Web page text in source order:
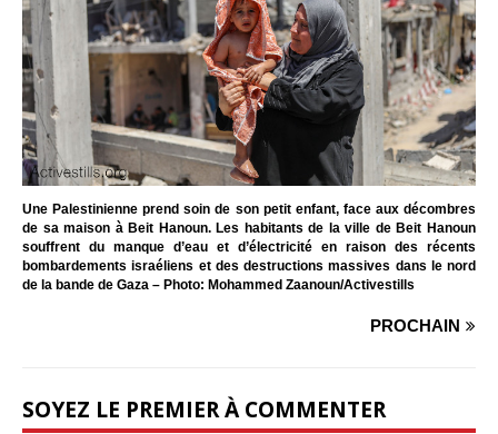
Une Palestinienne prend soin de son petit enfant, face aux décombres
de sa maison à Beit Hanoun. Les habitants de la ville de Beit Hanoun
souffrent du manque d’eau et d’électricité en raison des récents
bombardements israéliens et des destructions massives dans le nord
de la bande de Gaza – Photo: Mohammed Zaanoun/Activestills
PROCHAIN
SOYEZ LE PREMIER À COMMENTER